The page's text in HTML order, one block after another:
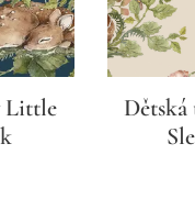
Little